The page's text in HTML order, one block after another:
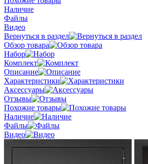
Наличие
Файлы
Видео
Вернуться в раздел
Обзор товара
Набор
Комплект
Описание
Характеристики
Аксессуары
Отзывы
Похожие товары
Наличие
Файлы
Видео